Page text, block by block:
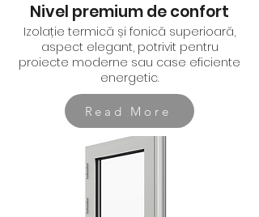
Nivel premium de confort
Izolație termică și fonică superioară,
aspect elegant, potrivit pentru
proiecte moderne sau case eficiente
energetic.
Read More